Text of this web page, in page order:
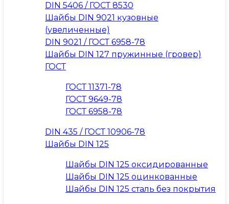
DIN 5406 / ГОСТ 8530
Шайбы DIN 9021 кузовные
(увеличенные)
DIN 9021 / ГОСТ 6958-78
Шайбы DIN 127 пружинные (гровер)
ГОСТ
ГОСТ 11371-78
ГОСТ 9649-78
ГОСТ 6958-78
DIN 435 / ГОСТ 10906-78
Шайбы DIN 125
Шайбы DIN 125 оксидированные
Шайбы DIN 125 оцинкованные
Шайбы DIN 125 сталь без покрытия